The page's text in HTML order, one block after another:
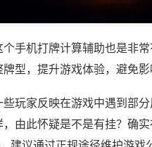
手机打牌计算辅助也是非
型，提升游戏体验，避免影
玩家反映在游戏中遇到部
由此怀疑是不是有挂？确